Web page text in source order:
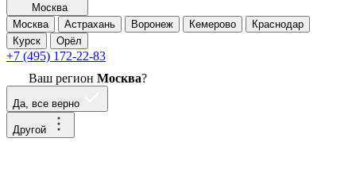
Москва
Москва
Астрахань Воронеж Кемерово
Краснодар
Курск
Орёл
+7 (495) 172-22-83
Ваш регион Москва?
Да, все верно
Другой